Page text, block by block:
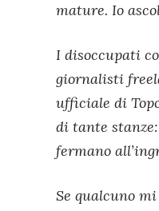
mature. Io
I disoccupati
giornalisti
ufficiale di
di tante
fermano
Se qualcuno